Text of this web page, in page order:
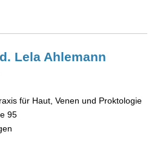
Lela Ahlemann
für Haut, Venen und Proktologie
95